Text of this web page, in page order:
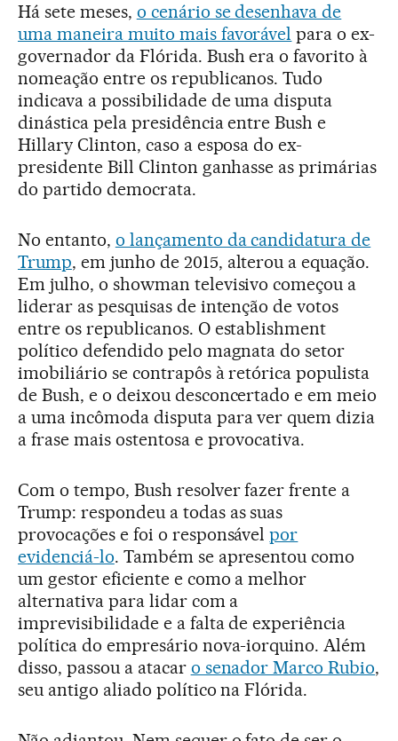
Há sete meses, o cenário se desenhava de
uma maneira muito mais favorável para o ex-
governador da Flórida. Bush era o favorito à
nomeação entre os republicanos. Tudo
indicava a possibilidade de uma disputa
dinástica pela presidência entre Bush e
Hillary Clinton, caso a esposa do ex-
presidente Bill Clinton ganhasse as primárias
do partido democrata.
No entanto, o lançamento da candidatura de
Trump, em junho de 2015, alterou a equação.
Em julho, o showman televisivo começou a
liderar as pesquisas de intenção de votos
entre os republicanos. O establishment
político defendido pelo magnata do setor
imobiliário se contrapôs à retórica populista
de Bush, e o deixou desconcertado e em meio
a uma incômoda disputa para ver quem dizia
a frase mais ostentosa e provocativa.
Com o tempo, Bush resolver fazer frente a
Trump: respondeu a todas as suas
provocações e foi o responsávelpor
evidenciá-lo. Também se apresentou como
um gestor eficiente e como a melhor
alternativa para lidar com a
imprevisibilidade e a falta de experiência
política do empresário nova-iorquino. Além
disso, passou a atacar o senador Marco Rubio,
seu antigo aliado político na Flórida.